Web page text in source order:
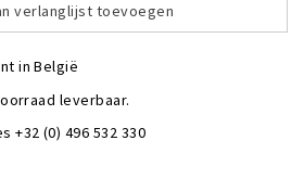
verlanglijst toevoegen
in België
leverbaar.
+32 (0) 496 532 330